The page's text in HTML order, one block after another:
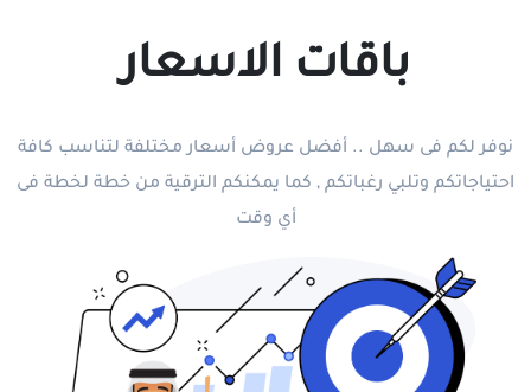
باقات الاسعار
نوفر لكم فى سهل .. أفضل عروض أسعار مختلفة لتناسب كافة
احتياجاتكم وتلبي رغباتكم , كما يمكنكم الترقية من خطة لخطة فى
أي وقت